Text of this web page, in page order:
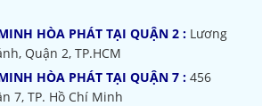
HÒA PHÁT TẠI QUẬN 2 : Lương
Quận 2, TP.HCM
HÒA PHÁT TẠI QUẬN 7 : 456
7, TP. Hồ Chí Minh